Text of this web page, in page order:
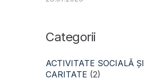
Categorii
ACTIVITATE SOCIALĂ ŞI
CARITATE (2)